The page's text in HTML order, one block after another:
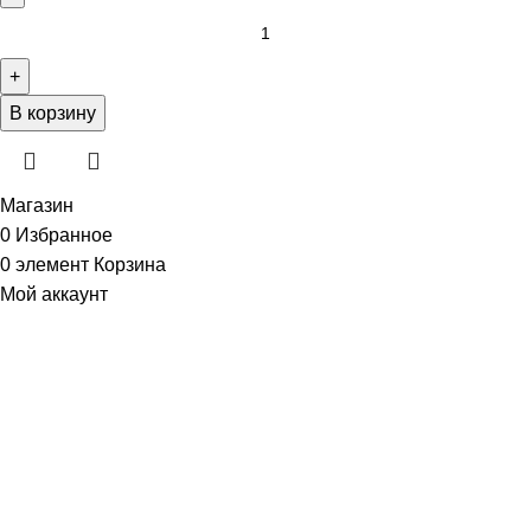
В корзину
Магазин
0 Избранное
0 элемент Корзина
Мой аккаунт